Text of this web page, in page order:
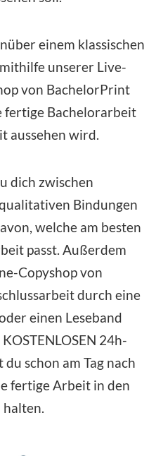
einem klassischen
unserer Live-
von BachelorPrint
fertige Bachelorarbeit
aussehen wird.
dich zwischen
Bindungen
welche am besten
passt. Außerdem
Copyshop von
durch eine
einen Leseband
24h-
schon am Tag nach
fertige Arbeit in den
halten.